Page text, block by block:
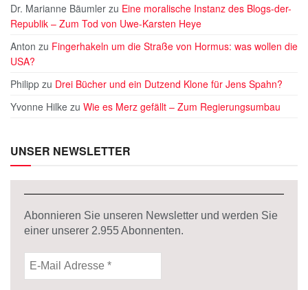
Dr. Marianne Bäumler zu Eine moralische Instanz des Blogs-der-
Republik – Zum Tod von Uwe-Karsten Heye
Anton zu Fingerhakeln um die Straße von Hormus: was wollen die
USA?
Philipp zu Drei Bücher und ein Dutzend Klone für Jens Spahn?
Yvonne Hilke zu Wie es Merz gefällt – Zum Regierungsumbau
UNSER NEWSLETTER
Abonnieren Sie unseren Newsletter und werden Sie
einer unserer 2.955Abonnenten.